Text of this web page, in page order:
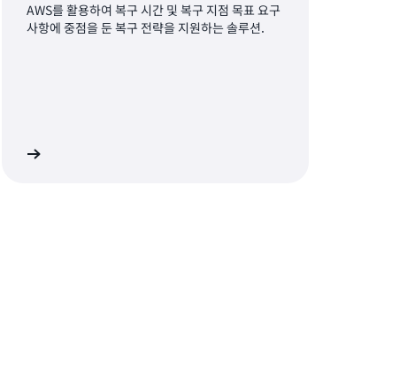
AWS를 활용하여 복구 시간 및 복구 지점 목표 요구
사항에 중점을 둔 복구 전략을 지원하는 솔루션.